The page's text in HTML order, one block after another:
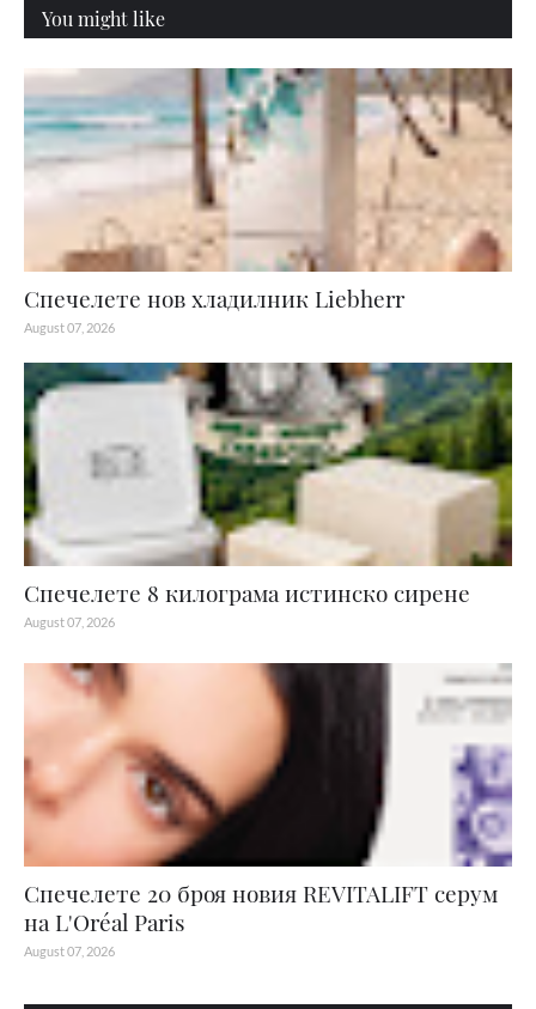
You might like
Спечелете нов хладилник Liebherr
August 07, 2026
Спечелете 8 килограма истинско сирене
August 07, 2026
Спечелете 20 броя новия REVITALIFT серум
на L'Oréal Paris
August 07, 2026